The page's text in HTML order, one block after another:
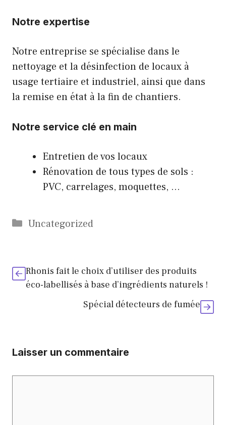
Notre expertise
Notre entreprise se spécialise dans le
nettoyage et la désinfection de locaux à
usage tertiaire et industriel, ainsi que dans
la remise en état à la fin de chantiers.
Notre service clé en main
Entretien de vos locaux
Rénovation de tous types de sols :
PVC, carrelages, moquettes, …
Catégories
Uncategorized
Rhonis fait le choix d’utiliser des produits
éco-labellisés à base d’ingrédients naturels !
Spécial détecteurs de fumée
Laisser un commentaire